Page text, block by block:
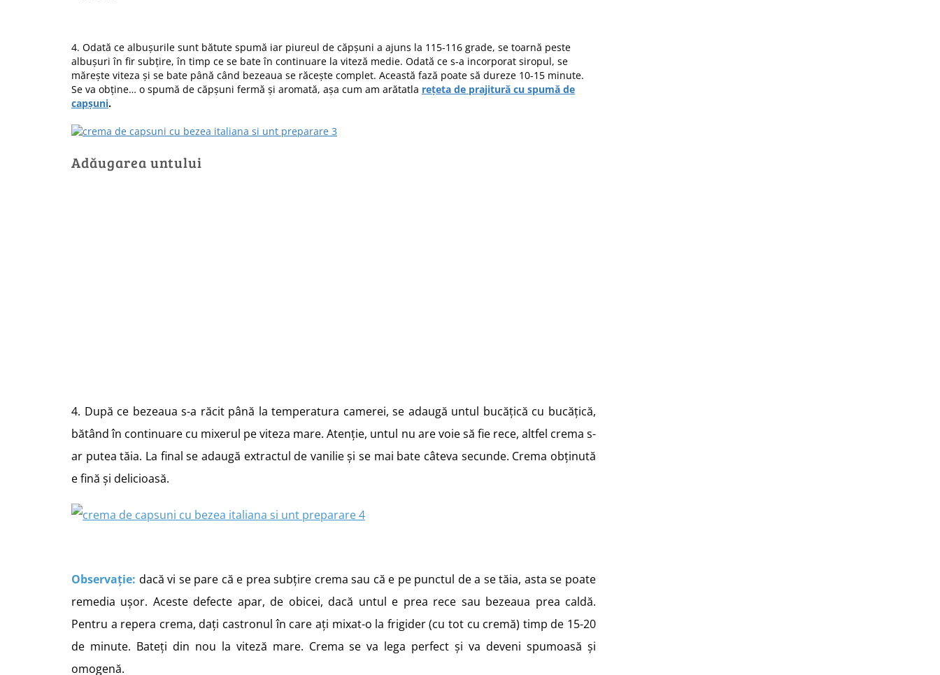
4. Odată ce albușurile sunt bătute spumă iar piureul de căpșuni a ajuns la 115-116 grade, se toarnă peste
albușuri în fir subțire, în timp ce se bate în continuare la viteză medie. Odată ce s-a incorporat siropul, se
mărește viteza și se bate până când bezeaua se răcește complet. Această fază poate să dureze 10-15 minute.
Se va obține… o spumă de căpșuni fermă și aromată, așa cum am arătatla rețeta de prajitură cu spumă de
capșuni.
Adăugarea untului
4. După ce bezeaua s-a răcit până la temperatura camerei, se adaugă untul bucățică cu bucățică,
bătând în continuare cu mixerul pe viteza mare. Atenție, untul nu are voie să fie rece, altfel crema s-
ar putea tăia. La final se adaugă extractul de vanilie și se mai bate câteva secunde. Crema obținută
e fină și delicioasă.
Observație: dacă vi se pare că e prea subțire crema sau că e pe punctul de a se tăia, asta se poate
remedia ușor. Aceste defecte apar, de obicei, dacă untul e prea rece sau bezeaua prea caldă.
Pentru a repera crema, dați castronul în care ați mixat-o la frigider (cu tot cu cremă) timp de 15-20
de minute. Bateți din nou la viteză mare. Crema se va lega perfect și va deveni spumoasă și
omogenă.